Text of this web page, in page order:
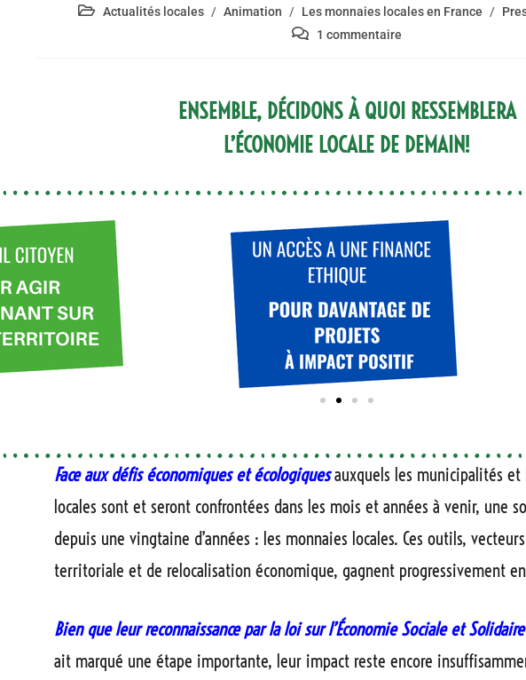
Actualités locales / Animation / Les monnaies locales en France /
1 commentaire
ENSEMBLE, DÉCIDONS À QUOI RESSEMBLERA
L’ÉCONOMIE LOCALE DE DEMAIN!
Face aux défis économiques et écologiques auxquels les municipalités
locales sont et seront confrontées dans les mois et années à venir, une
depuis une vingtaine d’années : les monnaies locales. Ces outils,
territoriale et de relocalisation économique, gagnent progressivement
Bien que leur reconnaissance par la loi sur l’Économie Sociale et
ait marqué une étape importante, leur impact reste encore